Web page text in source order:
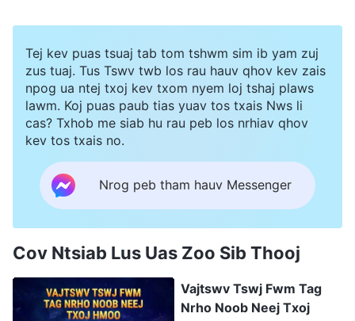
Tej kev puas tsuaj tab tom tshwm sim ib yam zuj
zus tuaj. Tus Tswv twb los rau hauv qhov kev zais
npog ua ntej txoj kev txom nyem loj tshaj plaws
lawm. Koj puas paub tias yuav tos txais Nws li
cas? Txhob me siab hu rau peb los nrhiav qhov
kev tos txais no.
Nrog peb tham hauv Messenger
Cov Ntsiab Lus Uas Zoo Sib Thooj
Vajtswv Tswj Fwm Tag
Nrho Noob Neej Txoj